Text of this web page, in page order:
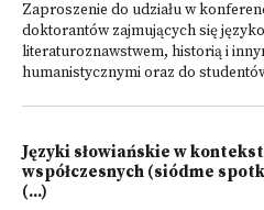
Zaproszenie do udziału w
doktorantów zajmujących się
literaturoznawstwem, historią i
humanistycznymi oraz do
Języki słowiańskie w
współczesnych (siódme
(...)